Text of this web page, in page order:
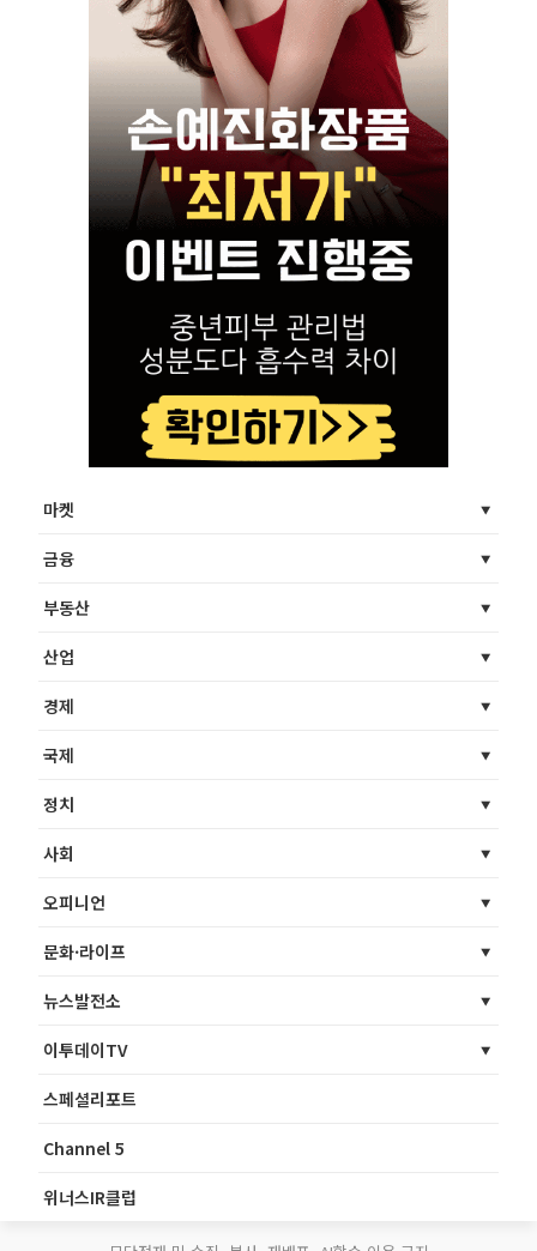
마켓
금융
부동산
산업
경제
국제
정치
사회
오피니언
문화·라이프
뉴스발전소
이투데이TV
스페셜리포트
Channel 5
위너스IR클럽